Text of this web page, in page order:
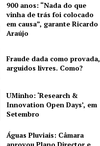
900 anos: “Nada do que
vinha de trás foi colocado
em causa”, garante Ricardo
Araújo
Fraude dada como provada,
arguidos livres. Como?
UMinho: ‘Research &
Innovation Open Days’, em
Setembro
Águas Pluviais: Câmara